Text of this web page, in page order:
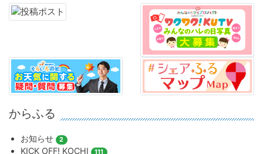
からふる
お知らせ 2
KICK OFF! KOCHI 111